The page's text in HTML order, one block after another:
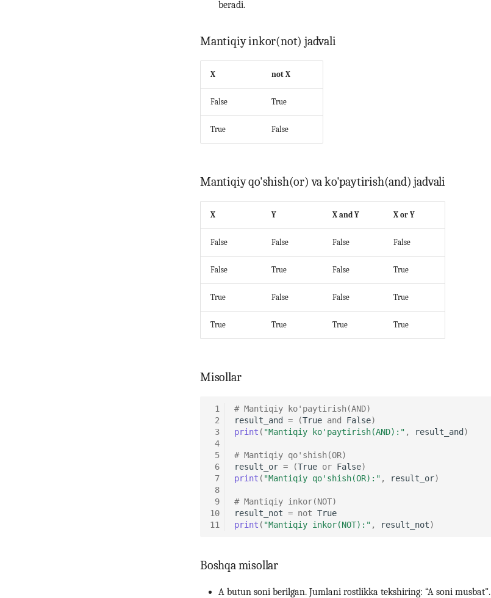
beradi.
Mantiqiy inkor(not) jadvali
X not X
False True
True False
Mantiqiy qo'shish(or) va ko'paytirish(and) jadvali
X Y X and Y X or Y
False False False False
False True False True
True False False True
True True True True
Misollar
1
2
3
4
5
6
7
8
9
10
11
# Mantiqiy ko'paytirish(AND)
result_and = (True and False)
print ( "Mantiqiy ko'paytirish(AND):" , result_and)
# Mantiqiy qo'shish(OR)
result_or = (True or False)
print ( "Mantiqiy qo'shish(OR):" , result_or)
# Mantiqiy inkor(NOT)
result_not = not True
print ( "Mantiqiy inkor(NOT):" , result_not)
Boshqa misollar
A butun soni berilgan. Jumlani rostlikka tekshiring: “A soni musbat".